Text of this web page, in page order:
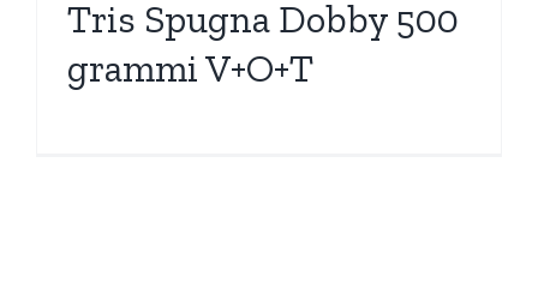
Tris Spugna Dobby 500
grammi V+O+T